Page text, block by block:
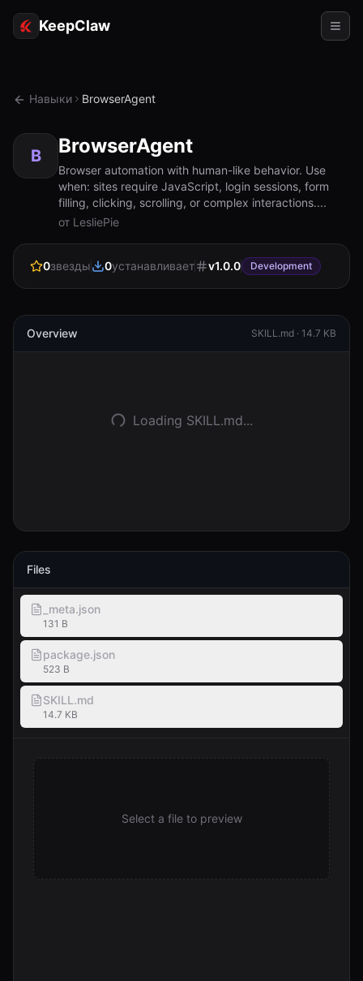
KeepClaw
Доступ к токену
Примеры использования
РЕСУРСЫ
Документация
Начать
Навыки BrowserAgent
B BrowserAgent
Browser automation with human-like behavior. Use
when: sites require JavaScript, login sessions, form
filling, clicking, scrolling, or complex interactions....
от LesliePie
0звезды 0устанавливает v1.0.0 Development
Overview SKILL.md · 14.7 KB
Loading SKILL.md...
Files
_meta.json
131 B
package.json
523 B
SKILL.md
14.7 KB
Select a file to preview